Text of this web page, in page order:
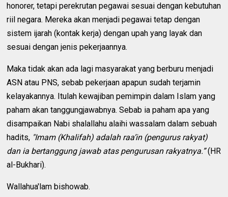
honorer, tetapi perekrutan pegawai sesuai dengan kebutuhan
riil negara. Mereka akan menjadi pegawai tetap dengan
sistem ijarah (kontak kerja) dengan upah yang layak dan
sesuai dengan jenis pekerjaannya.
Maka tidak akan ada lagi masyarakat yang berburu menjadi
ASN atau PNS, sebab pekerjaan apapun sudah terjamin
kelayakannya. Itulah kewajiban pemimpin dalam Islam yang
paham akan tanggungjawabnya. Sebab ia paham apa yang
disampaikan Nabi shalallahu alaihi wassalam dalam sebuah
hadits, "Imam (Khalifah) adalah raa’in (pengurus rakyat)
dan ia bertanggung jawab atas pengurusan rakyatnya.”(HR
al-Bukhari).
Wallahua'lam bishowab.